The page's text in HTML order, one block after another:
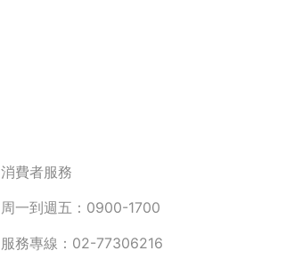
消費者服務
周一到週五：0900-1700
服務專線：02-77306216